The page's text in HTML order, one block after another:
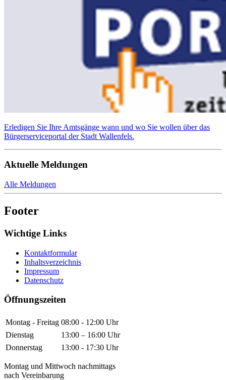
Erledigen Sie Ihre Amtsgänge wann und wo Sie wollen über das
Bürgerserviceportal der Stadt Wallenfels.
Aktuelle Meldungen
Alle Meldungen
Footer
Wichtige Links
Kontaktformular
Inhaltsverzeichnis
Impressum
Datenschutz
Öffnungszeiten
Montag - Freitag 08:00 - 12:00 Uhr
Dienstag
13:00 – 16:00 Uhr
Donnerstag
13:00 - 17:30 Uhr
Montag und Mittwoch nachmittags
nach Vereinbarung